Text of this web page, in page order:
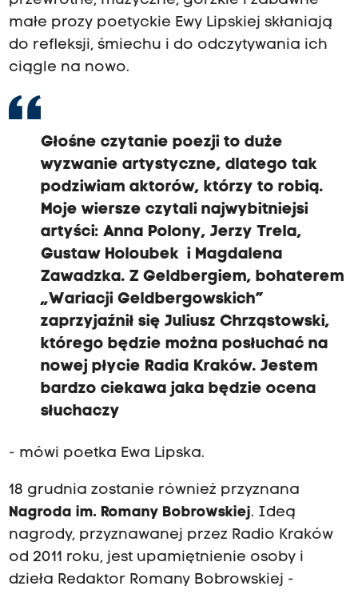
małe prozy poetyckie Ewy Lipskiej skłaniają
do refleksji, śmiechu i do odczytywania ich
ciągle na nowo.
Głośne czytanie poezji to duże
wyzwanie artystyczne, dlatego tak
podziwiam aktorów, którzy to robią.
Moje wiersze czytali najwybitniejsi
artyści: Anna Polony, Jerzy Trela,
Gustaw Holoubek i Magdalena
Zawadzka. Z Geldbergiem, bohaterem
„Wariacji Geldbergowskich”
zaprzyjaźnił się Juliusz Chrząstowski,
którego będzie można posłuchać na
nowej płycie Radia Kraków. Jestem
bardzo ciekawa jaka będzie ocena
słuchaczy
- mówi poetka Ewa Lipska.
18 grudnia zostanie również przyznana
Nagroda im. Romany Bobrowskiej. Ideą
nagrody, przyznawanej przez Radio Kraków
od 2011 roku, jest upamiętnienie osoby i
dzieła Redaktor Romany Bobrowskiej -